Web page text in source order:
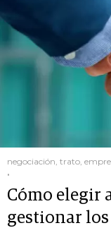
negociación, trato,
.
Cómo elegir
gestionar